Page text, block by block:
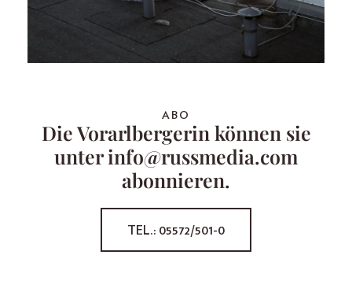
ABO
Die Vorarlbergerin können sie
unter info@russmedia.com
abonnieren.
TEL.: 05572/501-0